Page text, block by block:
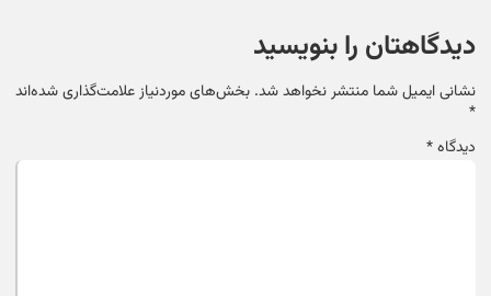
دیدگاهتان را بنویسید
نشانی ایمیل شما منتشر نخواهد شد. بخش‌های موردنیاز علامت‌گذاری شده‌اند
*
دیدگاه*